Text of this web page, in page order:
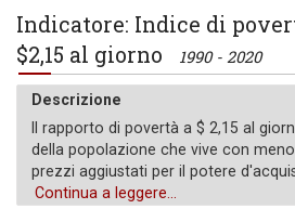
Indicatore: Indice di
$2,15 al giorno
1990 - 2020
Descrizione
Il rapporto di povertà a $ 2,15 al
della popolazione che vive con
prezzi aggiustati per il potere
Unità di misura
Continua a leggere...